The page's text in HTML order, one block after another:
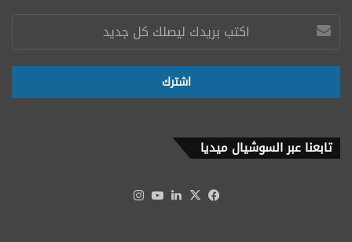
تابعنا عبر السوشيال ميديا
فيسبوك
‫X لينكدإن‫YouTube